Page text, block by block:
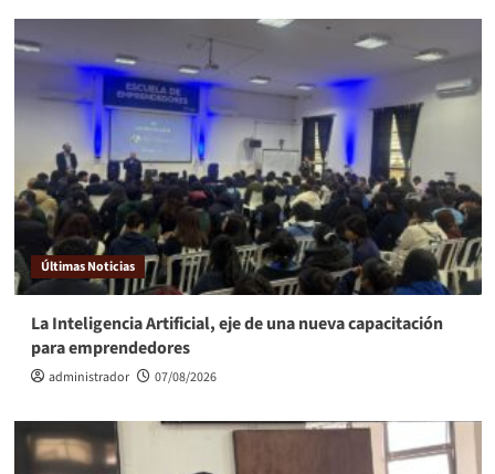
Últimas Noticias
La Inteligencia Artificial, eje de una nueva capacitación
para emprendedores
administrador 07/08/2026